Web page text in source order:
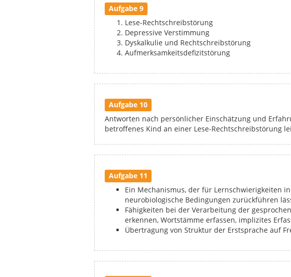
Aufgabe 9
Lese-Rechtschreibstörung
Depressive Verstimmung
Dyskalkulie und Rechtschreibstörung
Aufmerksamkeitsdefizitstörung
Aufgabe 10
Antworten nach persönlicher Einschätzung und
betroffenes Kind an einer Lese-Rechtschreibstörung
Aufgabe 11
Ein Mechanismus, der für Lernschwierigkeiten
neurobiologische Bedingungen zurückführen
Fähigkeiten bei der Verarbeitung der
erkennen, Wortstämme erfassen, implizites
Übertragung von Struktur der Erstsprache auf